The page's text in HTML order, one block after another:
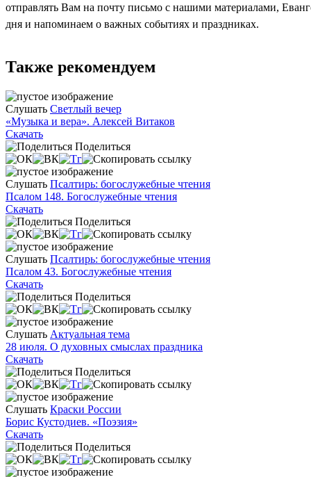
отправлять Вам на почту письмо с нашими материалами,
дня и напоминаем о важных событиях и праздниках.
Также рекомендуем
Слушать Светлый вечер
«Музыка и вера». Алексей Витаков
Скачать
Поделиться
Слушать Псалтирь: богослужебные чтения
Псалом 148. Богослужебные чтения
Скачать
Поделиться
Слушать Псалтирь: богослужебные чтения
Псалом 43. Богослужебные чтения
Скачать
Поделиться
Слушать Актуальная тема
28 июля. О духовных смыслах праздника
Скачать
Поделиться
Слушать Краски России
Борис Кустодиев. «Поэзия»
Скачать
Поделиться